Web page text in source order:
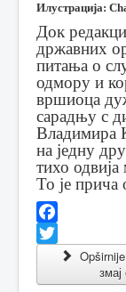
Илустрација:
Док
државних
питања о
одмору и
вршиоца
сарадњу с
Владимира
на једну
тихо
То је прича
Facebook
Twitter